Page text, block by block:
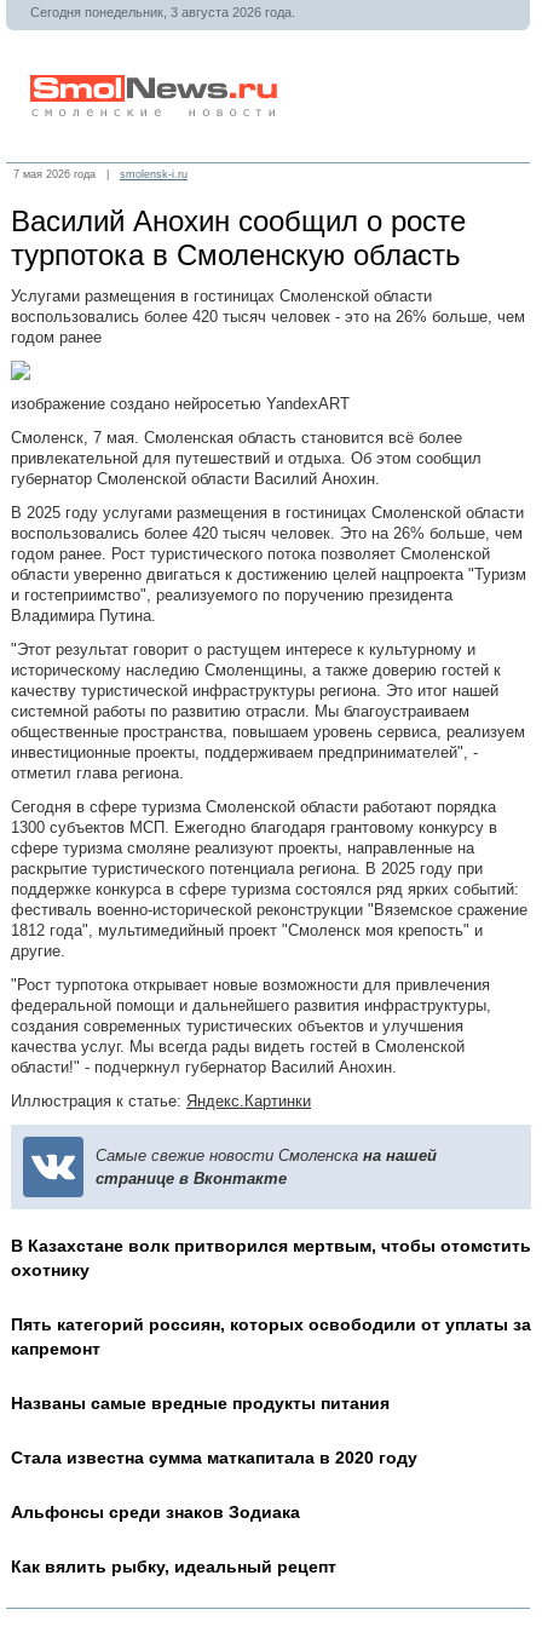
Сегодня понедельник, 3 августа 2026 года.
7 мая 2026 года | smolensk-i.ru
Василий Анохин сообщил о росте
турпотока в Смоленскую область
Услугами размещения в гостиницах Смоленской области
воспользовались более 420 тысяч человек - это на 26% больше, чем
годом ранее
изображение создано нейросетью YandexART
Смоленск, 7 мая. Смоленская область становится всё более
привлекательной для путешествий и отдыха. Об этом сообщил
губернатор Смоленской области Василий Анохин.
В 2025 году услугами размещения в гостиницах Смоленской области
воспользовались более 420 тысяч человек. Это на 26% больше, чем
годом ранее. Рост туристического потока позволяет Смоленской
области уверенно двигаться к достижению целей нацпроекта "Туризм
и гостеприимство", реализуемого по поручению президента
Владимира Путина.
"Этот результат говорит о растущем интересе к культурному и
историческому наследию Смоленщины, а также доверию гостей к
качеству туристической инфраструктуры региона. Это итог нашей
системной работы по развитию отрасли. Мы благоустраиваем
общественные пространства, повышаем уровень сервиса, реализуем
инвестиционные проекты, поддерживаем предпринимателей", -
отметил глава региона.
Сегодня в сфере туризма Смоленской области работают порядка
1300 субъектов МСП. Ежегодно благодаря грантовому конкурсу в
сфере туризма смоляне реализуют проекты, направленные на
раскрытие туристического потенциала региона. В 2025 году при
поддержке конкурса в сфере туризма состоялся ряд ярких событий:
фестиваль военно-исторической реконструкции "Вяземское сражение
1812 года", мультимедийный проект "Смоленск моя крепость" и
другие.
"Рост турпотока открывает новые возможности для привлечения
федеральной помощи и дальнейшего развития инфраструктуры,
создания современных туристических объектов и улучшения
качества услуг. Мы всегда рады видеть гостей в Смоленской
области!" - подчеркнул губернатор Василий Анохин.
Иллюстрация к статье: Яндекс.Картинки
Самые свежие новости Смоленска на нашей
странице в Вконтакте
В Казахстане волк притворился мертвым, чтобы отомстить
охотнику
Пять категорий россиян, которых освободили от уплаты за
капремонт
Названы самые вредные продукты питания
Стала известна сумма маткапитала в 2020 году
Альфонсы среди знаков Зодиака
Как вялить рыбку, идеальный рецепт